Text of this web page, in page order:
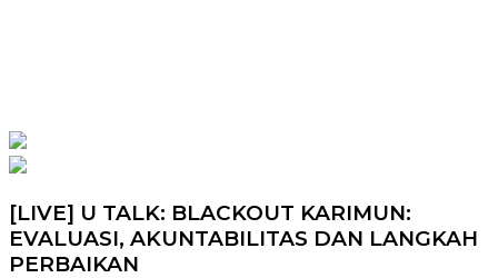
[LIVE] U TALK: BLACKOUT KARIMUN:
EVALUASI, AKUNTABILITAS DAN LANGKAH
PERBAIKAN